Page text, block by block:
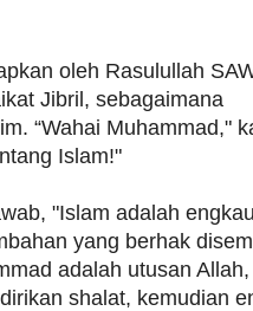
oleh Rasulullah
Jibril, sebagaimana
“Wahai Muhammad,"
Islam!"
"Islam adalah
yang berhak
adalah utusan Allah,
shalat, kemudian